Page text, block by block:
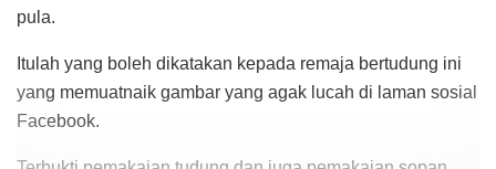
pula.
Itulah yang boleh dikatakan kepada remaja bertudung ini
yang memuatnaik gambar yang agak lucah di laman sosial
Facebook.